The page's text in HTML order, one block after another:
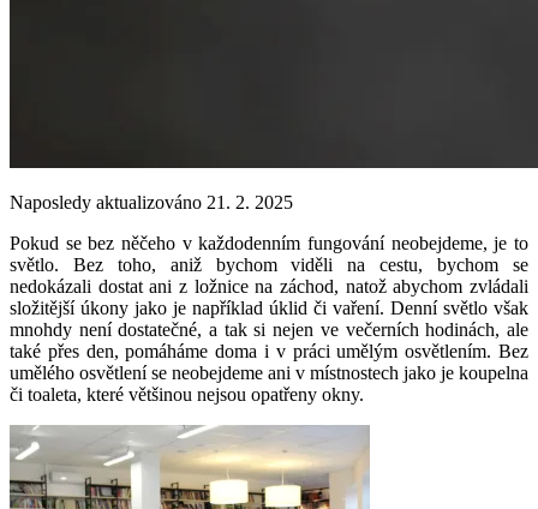
Naposledy aktualizováno 21. 2. 2025
Pokud se bez něčeho v každodenním fungování neobejdeme, je to
světlo. Bez toho, aniž bychom viděli na cestu, bychom se
nedokázali dostat ani z ložnice na záchod, natož abychom zvládali
složitější úkony jako je například úklid či vaření. Denní světlo však
mnohdy není dostatečné, a tak si nejen ve večerních hodinách, ale
také přes den, pomáháme doma i v práci umělým osvětlením. Bez
umělého osvětlení se neobejdeme ani v místnostech jako je koupelna
či toaleta, které většinou nejsou opatřeny okny.